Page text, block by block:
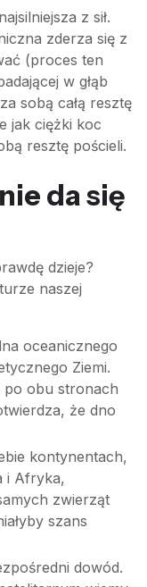
z sił.
zderza się z
(proces ten
w głąb
sobą całą resztę
jak ciężki koc
resztę pościeli.
da się
dzieje?
naszej
oceanicznego
Ziemi.
po obu stronach
że dno
kontynentach,
i Afryka,
zwierząt
szans
dowód.